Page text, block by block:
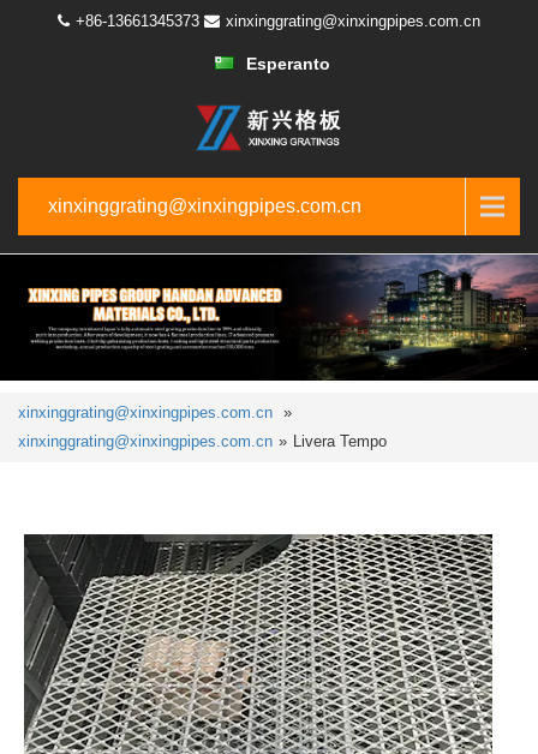
+86-13661345373 xinxinggrating@xinxingpipes.com.cn
Esperanto
xinxinggrating@xinxingpipes.com.cn
xinxinggrating@xinxingpipes.com.cn »
xinxinggrating@xinxingpipes.com.cn » Livera Tempo